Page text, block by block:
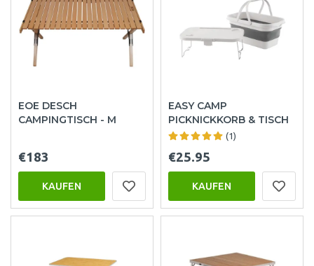
EOE DESCH
CAMPINGTISCH - M
€183
KAUFEN
EASY CAMP
PICKNICKKORB & TISCH
(1)
€25.95
KAUFEN